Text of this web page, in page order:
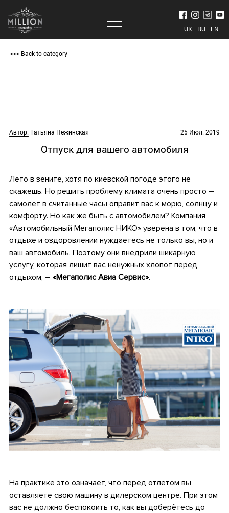
UK RU EN
<<< Back to category
Автор:Татьяна Нежинская 25 Июл. 2019
Отпуск для вашего автомобиля
Лето в зените, хотя по киевской погоде этого не
скажешь. Но решить проблему климата очень просто –
самолет в считанные часы оправит вас к морю, солнцу и
комфорту. Но как же быть с автомобилем? Компания
«Автомобильный Мегаполис НИКО» уверена в том, что в
отдыхе и оздоровлении нуждаетесь не только вы, но и
ваш автомобиль. Поэтому они внедрили шикарную
услугу, которая лишит вас ненужных хлопот перед
отдыхом, – «Мегаполис Авиа Сервис».
На практике это означает, что перед отлетом вы
оставляете свою машину в дилерском центре. При этом
вас не должно беспокоить то, как вы доберётесь до